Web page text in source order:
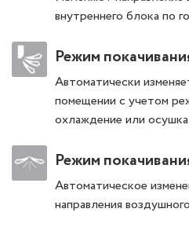
внутреннего блока по
Режим
Автоматически
помещении с учетом
охлаждение или осушка.
Режим
Автоматическое
направления